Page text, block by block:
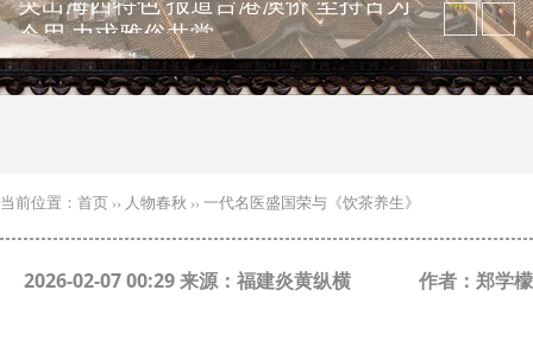
弘扬优秀文化 振奋民族精神 介绍民族
瑰宝 宣传中华精英
突出海西特色 报道台港澳侨 坚持古为
当前位置： 首页 ›› 人物春秋 ›› 一代名医盛国荣与《饮茶养生》
2026-02-07 00:29 来源：福建炎黄纵横 作者：郑学檬